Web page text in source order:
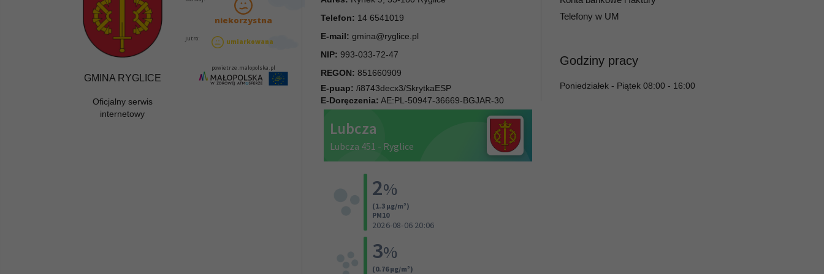
GMINA RYGLICE
Oficjalny serwis
internetowy
Telefon: 14 6541019
E-mail: gmina@ryglice.pl
NIP: 993-033-72-47
REGON: 851660909
E-puap: /i8743decx3/SkrytkaESP
E-Doręczenia: AE:PL-50947-36669-BGJAR-30
Telefony w UM
Godziny pracy
Poniedziałek - Piątek 08:00 - 16:00